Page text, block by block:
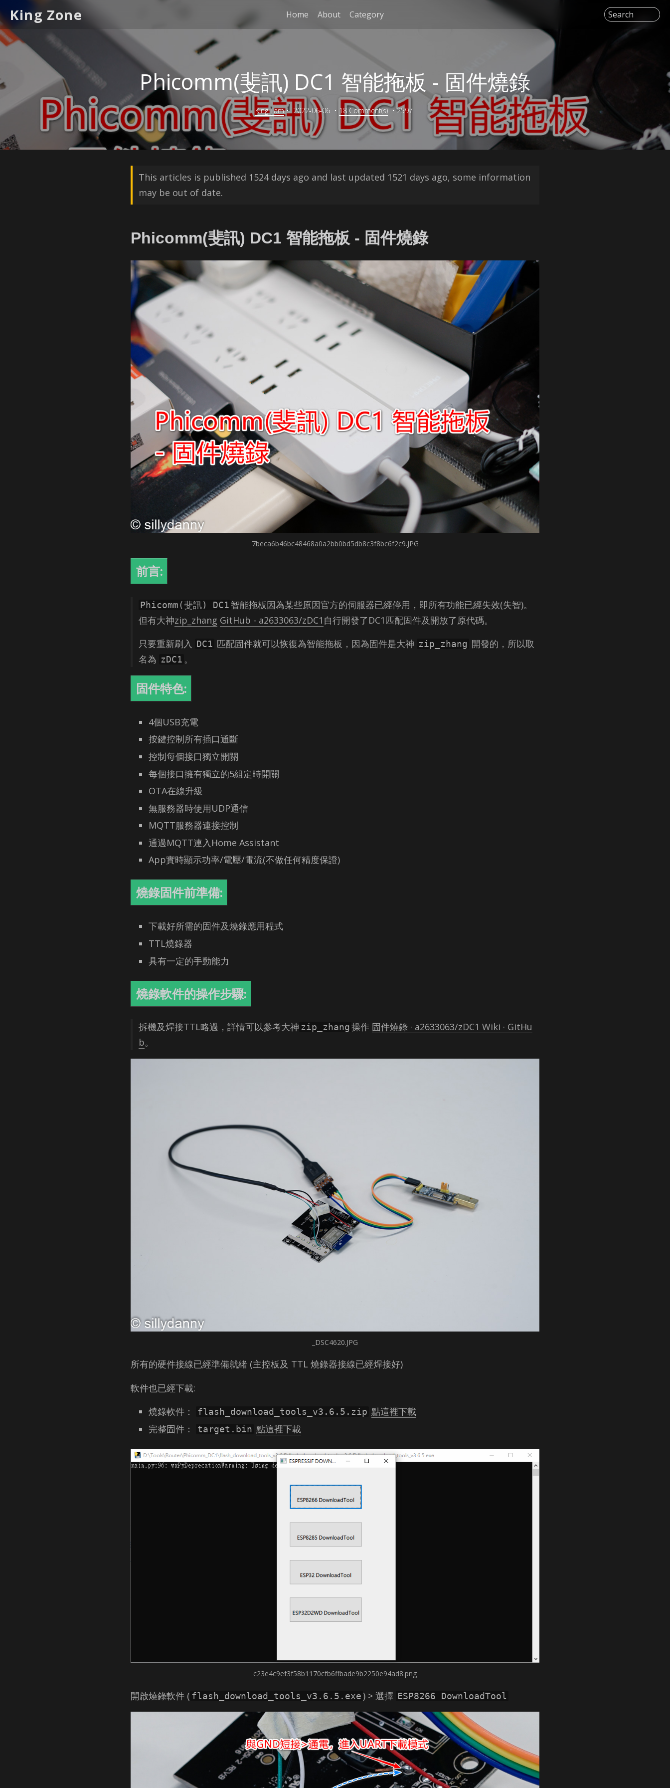
King Zone Home About Category Search
Phicomm(斐訊) DC1 智能拖板 - 固件燒錄
King Tam• 2022-06-06 • 18 Comment(s)•2597
This articles is published 1524 days ago and last updated 1521 days ago, some information
may be out of date.
Phicomm(斐訊) DC1 智能拖板 - 固件燒錄
7beca6b46bc48468a0a2bb0bd5db8c3f8bc6f2c9.JPG
前言:
Phicomm(斐訊) DC1 智能拖板因為某些原因官方的伺服器已經停用，即所有功能已經失效(失智)。
但有大神zip_zhang GitHub - a2633063/zDC1 自行開發了DC1匹配固件及開放了原代碼。
只要重新刷入 DC1 匹配固件就可以恢復為智能拖板，因為固件是大神 zip_zhang 開發的，所以取
名為 zDC1 。
固件特色:
4個USB充電
按鍵控制所有插口通斷
控制每個接口獨立開關
每個接口擁有獨立的5組定時開關
OTA在線升級
無服務器時使用UDP通信
MQTT服務器連接控制
通過MQTT連入Home Assistant
App實時顯示功率/電壓/電流(不做任何精度保證)
燒錄固件前準備:
下載好所需的固件及燒錄應用程式
TTL燒錄器
具有一定的手動能力
燒錄軟件的操作步驟:
拆機及焊接TTL略過，詳情可以參考大神 zip_zhang 操作 固件燒錄 · a2633063/zDC1 Wiki · GitHu
b。
_DSC4620.JPG
所有的硬件接線已經準備就緒 (主控板及 TTL 燒錄器接線已經焊接好)
軟件也已經下載:
燒錄軟件：
flash_download_tools_v3.6.5.zip 點這裡下載
完整固件：
target.bin 點這裡下載
c23e4c9ef3f58b1170cfb6ffbade9b2250e94ad8.png
開啟燒錄軟件 ( flash_download_tools_v3.6.5.exe) > 選擇 ESP8266 DownloadTool